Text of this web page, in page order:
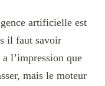
artificielle est
il faut savoir
l’impression que
mais le moteur